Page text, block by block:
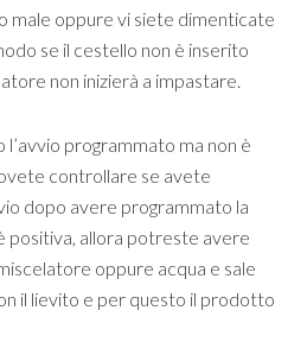
male oppure vi siete dimenticate
se il cestello non è inserito
non inizierà a impastare.
programmato ma non è
controllare se avete
dopo avere programmato la
positiva, allora potreste avere
oppure acqua e sale
il lievito e per questo il prodotto